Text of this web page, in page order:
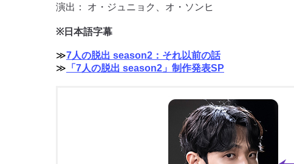
演出： オ・ジュニョク、オ・ソンヒ
※日本語字幕
≫7人の脱出 season2：それ以前の話
≫ 「7人の脱出 season2」制作発表SP